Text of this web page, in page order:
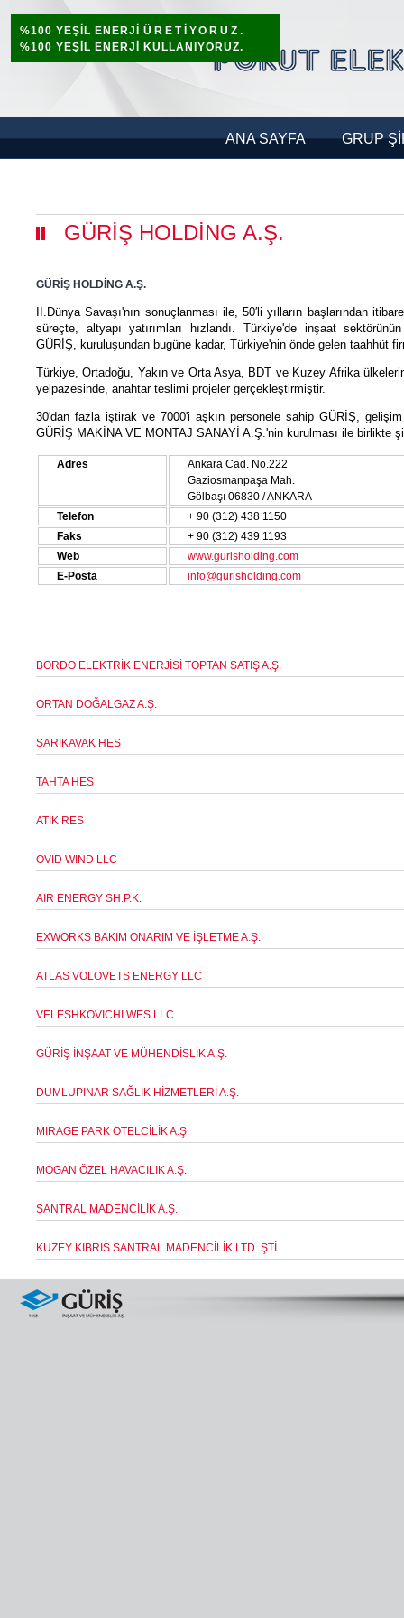
%100 YEŞİL ENERJİ ÜRETİYORUZ.
%100 YEŞİL ENERJİ KULLANIYORUZ.
ANA SAYFA GRUP
GÜRİŞ HOLDİNG A.Ş.
GÜRİŞ HOLDİNG A.Ş.
II.Dünya Savaşı'nın sonuçlanması ile, 50′li yılların başlarından
süreçte, altyapı yatırımları hızlandı. Türkiye'de inşaat
GÜRİŞ, kuruluşundan bugüne kadar, Türkiye'nin önde gelen taahhüt
Türkiye, Ortadoğu, Yakın ve Orta Asya, BDT ve Kuzey Afrika
yelpazesinde, anahtar teslimi projeler gerçekleştirmiştir.
30'dan fazla iştirak ve 7000'i aşkın personele sahip GÜRİŞ,
GÜRİŞ MAKİNA VE MONTAJ SANAYİ A.Ş.'nin kurulması ile birlikte
Adres
Ankara Cad. No.222
Gaziosmanpaşa Mah.
Gölbaşı 06830 / ANKARA
Telefon
+ 90 (312) 438 1150
Faks
+ 90 (312) 439 1193
Web
www.gurisholding.com
E-Posta
info@gurisholding.com
BORDO ELEKTRİK ENERJİSİ TOPTAN SATIŞ A.Ş.
ORTAN DOĞALGAZ A.Ş.
SARIKAVAK HES
TAHTA HES
ATİK RES
OVID WIND LLC
AIR ENERGY SH.P.K.
EXWORKS BAKIM ONARIM VE İŞLETME A.Ş.
ATLAS VOLOVETS ENERGY LLC
VELESHKOVICHI WES LLC
GÜRİŞ İNŞAAT VE MÜHENDİSLİK A.Ş.
DUMLUPINAR SAĞLIK HİZMETLERİ A.Ş.
MIRAGE PARK OTELCİLİK A.Ş.
MOGAN ÖZEL HAVACILIK A.Ş.
SANTRAL MADENCİLİK A.Ş.
KUZEY KIBRIS SANTRAL MADENCİLİK LTD. ŞTİ.